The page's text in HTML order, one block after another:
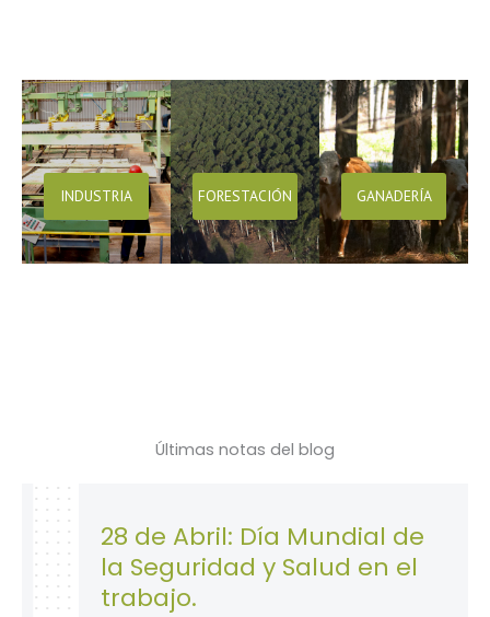
INDUSTRIA FORESTACIÓN GANADERÍA
Últimas notas del blog
28 de Abril: Día Mundial de
la Seguridad y Salud en el
trabajo.